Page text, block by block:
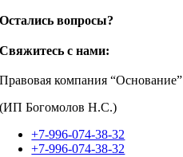
Остались вопросы?
Свяжитесь с нами:
Правовая компания “Основание”
(ИП Богомолов Н.С.)
+7-996-074-38-32
+7-996-074-38-32